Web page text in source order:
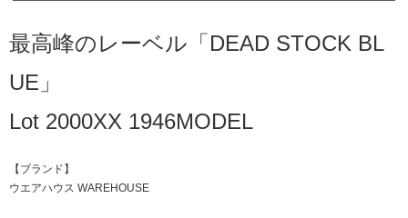
最高峰のレーベル「DEAD STOCK BL
UE」
Lot 2000XX 1946MODEL
【ブランド】
ウエアハウス WAREHOUSE